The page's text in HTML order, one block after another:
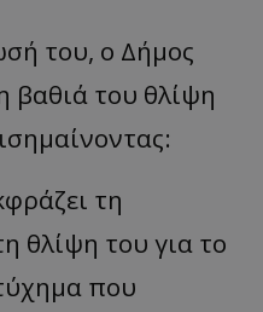
του, ο Δήμος
βαθιά του θλίψη
τη
θλίψη του για το
που